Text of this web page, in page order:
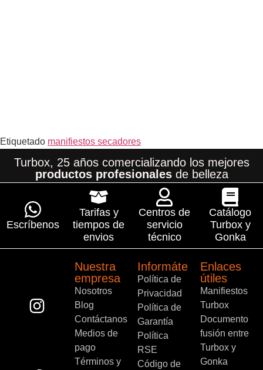
Etiquetado manifiestos secadores
Turbox, 25 años comercializando los mejores
productos profesionalesde belleza
Escríbenos
Tarifas y
tiempos de
envios
Centros de
servicio
técnico
Catálogo
Turbox y
Gonka
Nuestra
empresa
Nosotros
Blog
Contáctanos
Medios de
pago
Términos y
Informáte
Política de
Privacidad
Política de
Garantía
Política
RSE
Código de
Enlaces
útiles
Manifiestos
Turbox
Documento
fusión entre
Turbox y
Gonka